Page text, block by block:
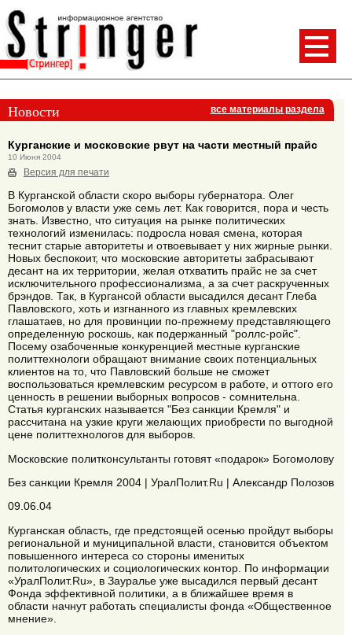
Новости все материалы раздела
Курганские и московские рвут на части местный прайс
10 Июня 2004
Версия для печати
В Курганской области скоро выборы губернатора. Олег
Богомолов у власти уже семь лет. Как говорится, пора и честь
знать. Известно, что ситуация на рынке политических
технологий изменилась: подросла новая смена, которая
теснит старые авторитеты и отвоевывает у них жирные рынки.
Новых беспокоит, что московские авторитеты забрасывают
десант на их территории, желая отхватить прайс не за счет
исключительного профессионализма, а за счет раскрученных
брэндов. Так, в Кургансой области высадился десант Глеба
Павловского, хоть и изгнанного из главных кремлевских
глашатаев, но для провинции по-прежнему представляющего
определенную роскошь, как подержанный "роллс-ройс".
Посему озабоченные конкуренцией местные курганские
политтехнологи обращают внимание своих потенциальных
клиентов на то, что Павловский больше не сможет
воспользоваться кремлевским ресурсом в работе, и оттого его
ценность в решении выборных вопросов - сомнительна.
Статья курганских называется "Без санкции Кремля" и
рассчитана на узкие круги желающих приобрести по выгодной
цене политтехнологов для выборов.
Московские политконсультанты готовят «подарок» Богомолову
Без санкции Кремля 2004 | УралПолит.Ru | Александр Полозов
09.06.04
Курганская область, где предстоящей осенью пройдут выборы
региональной и муниципальной власти, становится объектом
повышенного интереса со стороны именитых
политологических и социологических контор. По информации
«УралПолит.Ru», в Зауралье уже высадился первый десант
Фонда эффективной политики, а в ближайшее время в
области начнут работать специалисты фонда «Общественное
мнение».